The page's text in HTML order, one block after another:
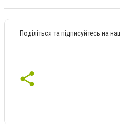
Поділіться та підписуйтесь на